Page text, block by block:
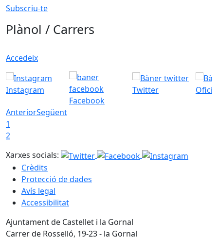
Subscriu-te
Plànol / Carrers
Accedeix
Instagram
Facebook
Twitter
AnteriorSegüent
1
2
Xarxes socials:
Crèdits
Protecció de dades
Avís legal
Accessibilitat
Ajuntament de Castellet i la Gornal
Carrer de Rosselló, 19-23 - la Gornal